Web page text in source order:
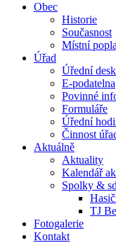
Obec
Historie
Současnost
Místní
Úřad
Úřední
E-podatelna
Povinné
Formuláře
Úřední
Činnost
Aktuálně
Aktuality
Kalendář
Spolky &
TJ
Fotogalerie
Kontakt